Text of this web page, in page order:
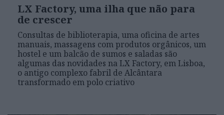
LX Factory, uma ilha que não para
de crescer
Consultas de biblioterapia, uma oficina de artes
manuais, massagens com produtos orgânicos, um
hostel e um balcão de sumos e saladas são
algumas das novidades na LX Factory, em Lisboa,
o antigo complexo fabril de Alcântara
transformado em polo criativo